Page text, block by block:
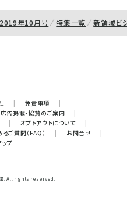
2019年10月号 特集一覧 新領域ビ
| 免責事項
|
広告掲載・協賛のご案内
|
| オプトアウトについて
|
るご質問（FAQ） | お問合せ
|
ップ
. All rights reserved.